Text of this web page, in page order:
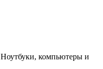
Ноутбуки, компьютеры и